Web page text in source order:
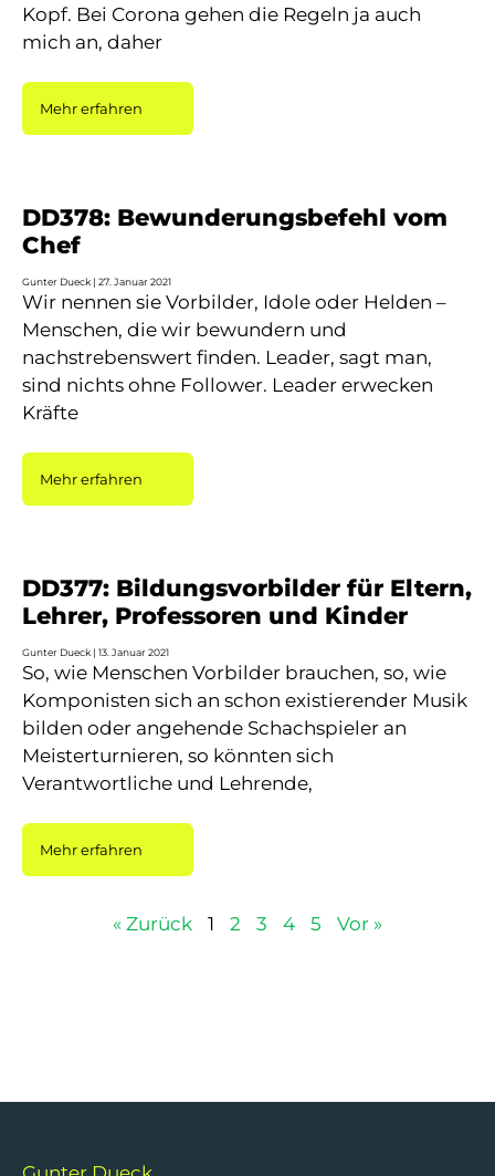
Kopf. Bei Corona gehen die Regeln ja auch
mich an, daher
Mehr erfahren
DD378: Bewunderungsbefehl vom
Chef
Gunter Dueck 27. Januar 2021
Wir nennen sie Vorbilder, Idole oder Helden –
Menschen, die wir bewundern und
nachstrebenswert finden. Leader, sagt man,
sind nichts ohne Follower. Leader erwecken
Kräfte
Mehr erfahren
DD377: Bildungsvorbilder für Eltern,
Lehrer, Professoren und Kinder
Gunter Dueck 13. Januar 2021
So, wie Menschen Vorbilder brauchen, so, wie
Komponisten sich an schon existierender Musik
bilden oder angehende Schachspieler an
Meisterturnieren, so könnten sich
Verantwortliche und Lehrende,
Mehr erfahren
« Zurück 1 2 3 4 5 Vor »